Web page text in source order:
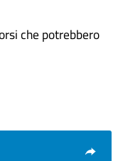
che potrebbero